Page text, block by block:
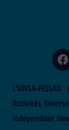
L’UNSA-
Activités
indépendant